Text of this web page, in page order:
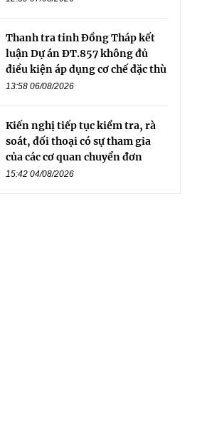
Thanh tra tỉnh Đồng Tháp kết
luận Dự án ĐT.857 không đủ
điều kiện áp dụng cơ chế đặc thù
13:58 06/08/2026
Kiến nghị tiếp tục kiểm tra, rà
soát, đối thoại có sự tham gia
của các cơ quan chuyển đơn
15:42 04/08/2026